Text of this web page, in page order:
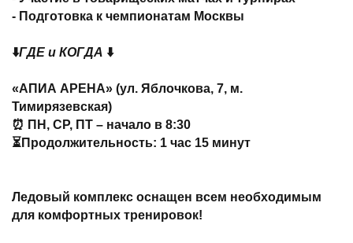
- Подготовка к чемпионатам Москвы
⬇️ГДЕ и КОГДА ⬇️
«АПИА АРЕНА» (ул. Яблочкова, 7, м.
Тимирязевская)
⏰ ПН, СР, ПТ – начало в 8:30
⏳Продолжительность: 1 час 15 минут
Ледовый комплекс оснащен всем необходимым
для комфортных тренировок!